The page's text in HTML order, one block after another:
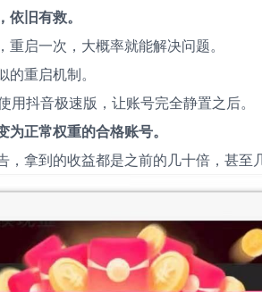
旧有救。
启一次，大概率就能解决问题。
重启机制。
用抖音极速版，让账号完全静置之后。
正常权重的合格账号。
拿到的收益都是之前的几十倍，甚至